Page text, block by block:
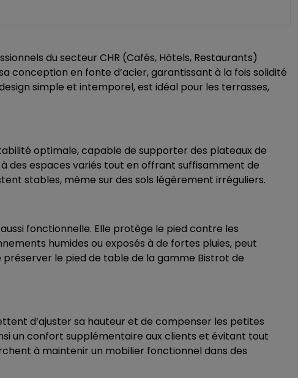
du secteur CHR (Cafés, Hôtels, Restaurants)
conception en fonte d’acier, garantissant à la fois solidité
simple et intemporel, est idéal pour les terrasses,
optimale, capable de supporter des plateaux de
des espaces variés tout en offrant suffisamment de
stables, même sur des sols légèrement irréguliers.
fonctionnelle. Elle protège le pied contre les
humides ou exposés à de fortes pluies, peut
le pied de table de la gamme Bistrot de
d’ajuster sa hauteur et de compenser les petites
un confort supplémentaire aux clients et évitant tout
à maintenir un mobilier fonctionnel dans des